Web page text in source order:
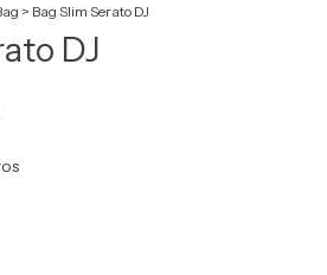
> Bag Slim Serato DJ
DJ